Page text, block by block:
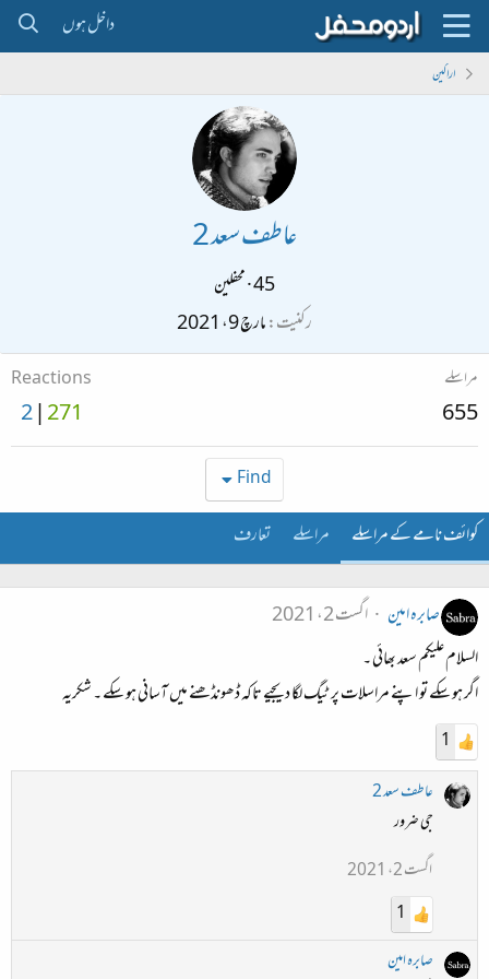
داخل ہوں
اراکین
عاطف سعد 2
محفلین·45
رکنیت مارچ 9، 2021
مراسلے
655
Reactions
271
2
Find
کوائف نامے کے مراسلے مراسلے تعارف
صابرہ امین
اگست 2، 2021
السلام علیکم سعد بھائی ۔
اگر ہو سکے تو اپنے مراسلات پر ٹیگ لگا دیجیے تاکہ ڈھونڈھنے میں آسانی ہو سکے ۔ شکریہ
1
عاطف سعد 2
جی ضرور
اگست 2، 2021
1
صابرہ امین